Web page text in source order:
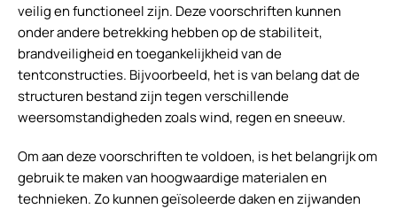
veilig en functioneel zijn. Deze voorschriften kunnen
onder andere betrekking hebben op de stabiliteit,
brandveiligheid en toegankelijkheid van de
tentconstructies. Bijvoorbeeld, het is van belang dat de
structuren bestand zijn tegen verschillende
weersomstandigheden zoals wind, regen en sneeuw.
Om aan deze voorschriften te voldoen, is het belangrijk om
gebruik te maken van hoogwaardige materialen en
technieken. Zo kunnen geïsoleerde daken en zijwanden